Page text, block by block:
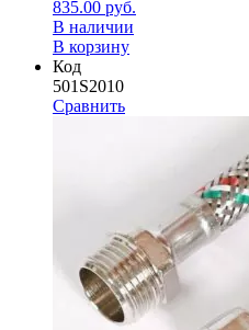
835.00 руб.
В наличии
В корзину
Код
501S2010
Сравнить